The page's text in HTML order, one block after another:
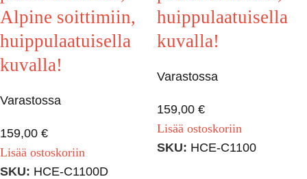
Alpine soittimiin,
huippulaatuisella
kuvalla!
Varastossa
159,00 €
Lisää ostoskoriin
SKU: HCE-C1100D
huippulaatuisella
kuvalla!
Varastossa
159,00 €
Lisää ostoskoriin
SKU: HCE-C1100